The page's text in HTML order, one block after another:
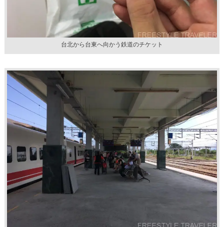
台北から台東へ向かう鉄道のチケット